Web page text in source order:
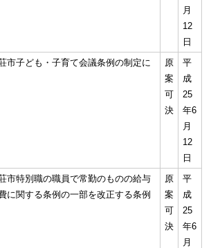
月
12
日
市子ども・子育て会議条例の制定に
原
案
可
決
平
成
25
年6
月
12
日
市特別職の職員で常勤のものの給与
に関する条例の一部を改正する条例
原
案
可
決
平
成
25
年6
月